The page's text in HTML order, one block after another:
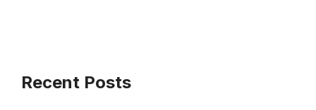
Recent Posts